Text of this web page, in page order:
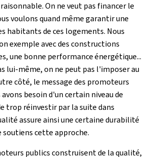
On ne veut pas financer le
voulons quand même garantir une
habitants de ces logements. Nous
exemple avec des constructions
une bonne performance énergétique...
lui-même, on ne peut pas l'imposer au
côté, le message des promoteurs
besoin d'un certain niveau de
trop réinvestir par la suite dans
assure ainsi une certaine durabilité
soutiens cette approche.
publics construisent de la qualité,